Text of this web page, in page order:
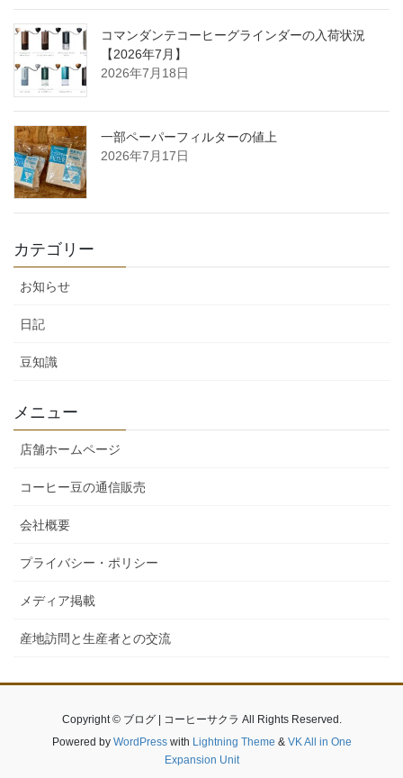
コマンダンテコーヒーグラインダーの入荷状況
【2026年7月】
2026年7月18日
一部ペーパーフィルターの値上
2026年7月17日
カテゴリー
お知らせ
日記
豆知識
メニュー
店舗ホームページ
コーヒー豆の通信販売
会社概要
プライバシー・ポリシー
メディア掲載
産地訪問と生産者との交流
Copyright © ブログ | コーヒーサクラ All Rights Reserved.
Powered by WordPresswith Lightning Theme & VK All in One
Expansion Unit